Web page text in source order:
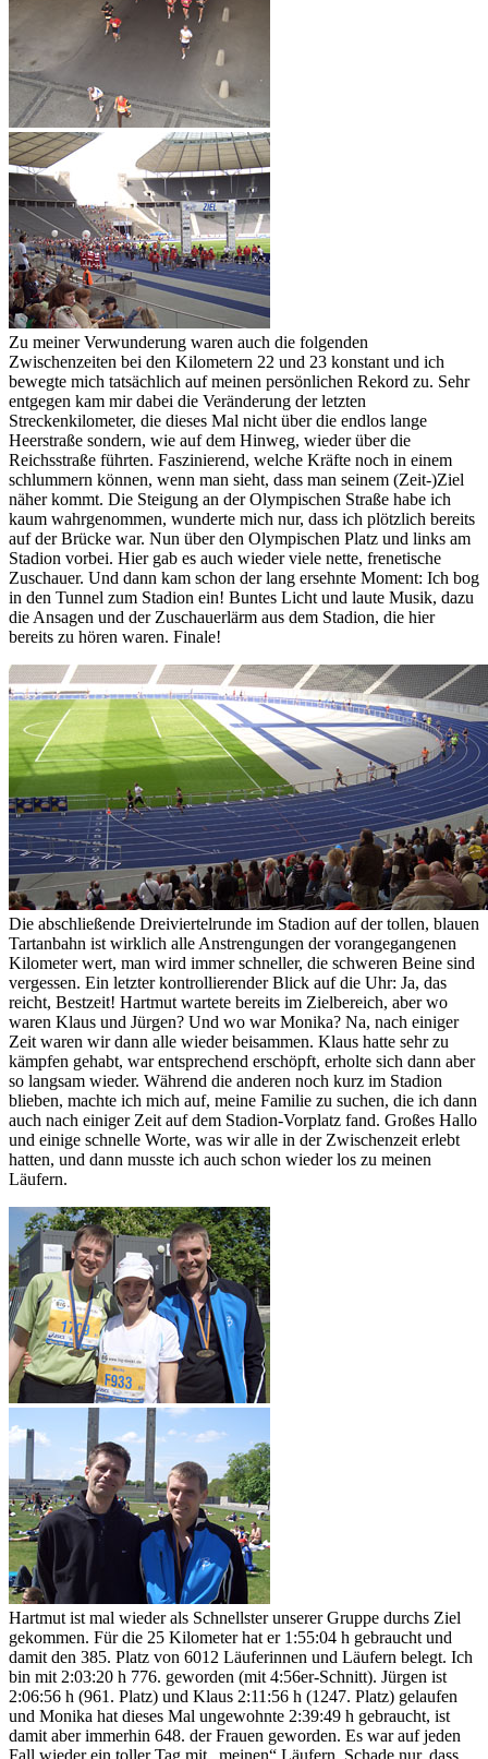
Zu meiner Verwunderung waren auch die folgenden
Zwischenzeiten bei den Kilometern 22 und 23 konstant und ich
bewegte mich tatsächlich auf meinen persönlichen Rekord zu. Sehr
entgegen kam mir dabei die Veränderung der letzten
Streckenkilometer, die dieses Mal nicht über die endlos lange
Heerstraße sondern, wie auf dem Hinweg, wieder über die
Reichsstraße führten. Faszinierend, welche Kräfte noch in einem
schlummern können, wenn man sieht, dass man seinem (Zeit-)Ziel
näher kommt. Die Steigung an der Olympischen Straße habe ich
kaum wahrgenommen, wunderte mich nur, dass ich plötzlich bereits
auf der Brücke war. Nun über den Olympischen Platz und links am
Stadion vorbei. Hier gab es auch wieder viele nette, frenetische
Zuschauer. Und dann kam schon der lang ersehnte Moment: Ich bog
in den Tunnel zum Stadion ein! Buntes Licht und laute Musik, dazu
die Ansagen und der Zuschauerlärm aus dem Stadion, die hier
bereits zu hören waren. Finale!
Die abschließende Dreiviertelrunde im Stadion auf der tollen, blauen
Tartanbahn ist wirklich alle Anstrengungen der vorangegangenen
Kilometer wert, man wird immer schneller, die schweren Beine sind
vergessen. Ein letzter kontrollierender Blick auf die Uhr: Ja, das
reicht, Bestzeit! Hartmut wartete bereits im Zielbereich, aber wo
waren Klaus und Jürgen? Und wo war Monika? Na, nach einiger
Zeit waren wir dann alle wieder beisammen. Klaus hatte sehr zu
kämpfen gehabt, war entsprechend erschöpft, erholte sich dann aber
so langsam wieder. Während die anderen noch kurz im Stadion
blieben, machte ich mich auf, meine Familie zu suchen, die ich dann
auch nach einiger Zeit auf dem Stadion-Vorplatz fand. Großes Hallo
und einige schnelle Worte, was wir alle in der Zwischenzeit erlebt
hatten, und dann musste ich auch schon wieder los zu meinen
Läufern.
Hartmut ist mal wieder als Schnellster unserer Gruppe durchs Ziel
gekommen. Für die 25 Kilometer hat er 1:55:04 h gebraucht und
damit den 385. Platz von 6012 Läuferinnen und Läufern belegt. Ich
bin mit 2:03:20 h 776. geworden (mit 4:56er-Schnitt). Jürgen ist
2:06:56 h (961. Platz) und Klaus 2:11:56 h (1247. Platz) gelaufen
und Monika hat dieses Mal ungewohnte 2:39:49 h gebraucht, ist
damit aber immerhin 648. der Frauen geworden. Es war auf jeden